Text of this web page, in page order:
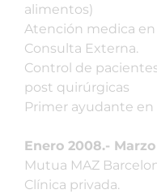
alimentos)
Atención medica en
Consulta Externa.
Control de
post quirúrgicas
Primer ayudante
Enero 2008.-
Mutua MAZ
Clínica privada.